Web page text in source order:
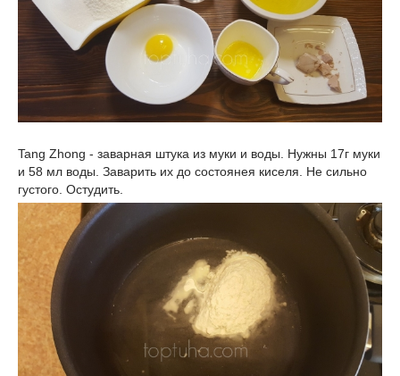
Tang Zhong - заварная штука из муки и воды. Нужны 17г муки
и 58 мл воды. Заварить их до состоянея киселя. Не сильно
густого. Остудить.